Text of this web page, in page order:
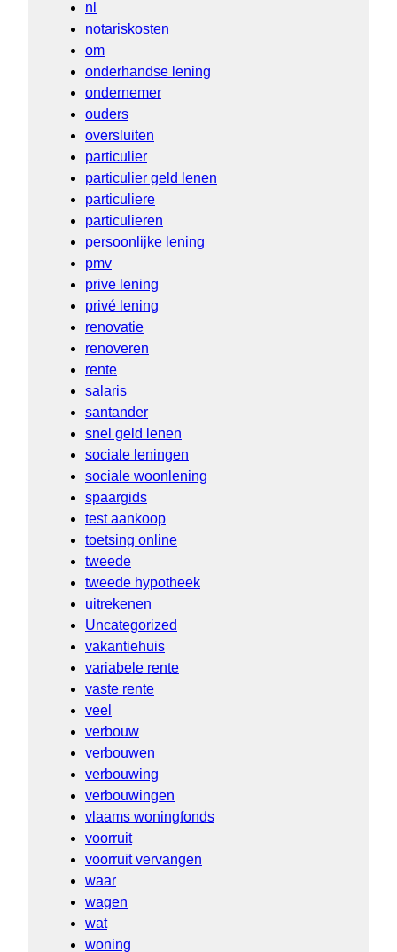
nl
notariskosten
om
onderhandse lening
ondernemer
ouders
oversluiten
particulier
particulier geld lenen
particuliere
particulieren
persoonlijke lening
pmv
prive lening
privé lening
renovatie
renoveren
rente
salaris
santander
snel geld lenen
sociale leningen
sociale woonlening
spaargids
test aankoop
toetsing online
tweede
tweede hypotheek
uitrekenen
Uncategorized
vakantiehuis
variabele rente
vaste rente
veel
verbouw
verbouwen
verbouwing
verbouwingen
vlaams woningfonds
voorruit
voorruit vervangen
waar
wagen
wat
woning